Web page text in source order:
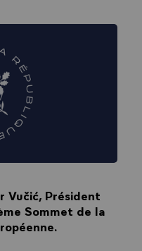
Vučić, Président
Sommet de la